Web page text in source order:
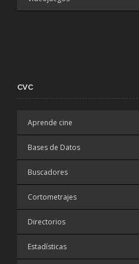
CVC
Aprende cine
Bases de Datos
Buscadores
Cortometrajes
Directorios
Estadísticas